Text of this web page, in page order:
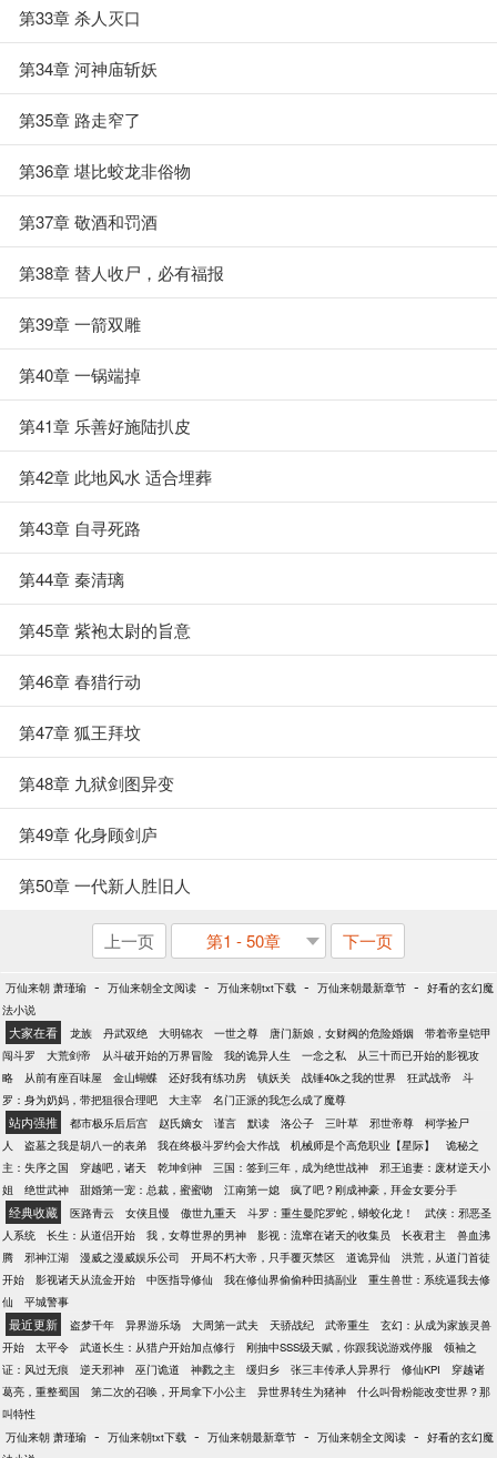
第33章 杀人灭口
第34章 河神庙斩妖
第35章 路走窄了
第36章 堪比蛟龙非俗物
第37章 敬酒和罚酒
第38章 替人收尸，必有福报
第39章 一箭双雕
第40章 一锅端掉
第41章 乐善好施陆扒皮
第42章 此地风水 适合埋葬
第43章 自寻死路
第44章 秦清璃
第45章 紫袍太尉的旨意
第46章 春猎行动
第47章 狐王拜坟
第48章 九狱剑图异变
第49章 化身顾剑庐
第50章 一代新人胜旧人
上一页 第1 - 50章 下一页
万仙来朝 萧瑾瑜 - 万仙来朝全文阅读 - 万仙来朝txt下载 - 万仙来朝最新章节 - 好看的玄幻魔
法小说
大家在看 龙族 丹武双绝 大明锦衣 一世之尊 唐门新娘，女财阀的危险婚姻
带着帝皇铠甲
闯斗罗
大荒剑帝 从斗破开始的万界冒险 我的诡异人生 一念之私
从三十而已开始的影视攻
略
从前有座百味屋 金山蝴蝶 还好我有练功房 镇妖关 战锤40k之我的世界 狂武战帝
斗
罗：身为奶妈，带把狙很合理吧
大主宰 名门正派的我怎么成了魔尊
站内强推 都市极乐后后宫 赵氏嫡女 谨言 默读 洛公子 三叶草 邪世帝尊
柯学捡尸
人
盗墓之我是胡八一的表弟 我在终极斗罗约会大作战 机械师是个高危职业【星际】
诡秘之
主：失序之国
穿越吧，诸天 乾坤剑神 三国：签到三年，成为绝世战神
邪王追妻：废材逆天小
姐
绝世武神 甜婚第一宠：总裁，蜜蜜吻 江南第一媳 疯了吧？刚成神豪，拜金女要分手
经典收藏 医路青云 女侠且慢 傲世九重天 斗罗：重生曼陀罗蛇，蟒蛟化龙！
武侠：邪恶圣
人系统
长生：从道侣开始 我，女尊世界的男神 影视：流窜在诸天的收集员 长夜君主
兽血沸
腾
邪神江湖 漫威之漫威娱乐公司 开局不朽大帝，只手覆灭禁区 道诡异仙
洪荒，从道门首徒
开始
影视诸天从流金开始 中医指导修仙 我在修仙界偷偷种田搞副业
重生兽世：系统逼我去修
仙
平城警事
最近更新 盗梦千年 异界游乐场 大周第一武夫 天骄战纪 武帝重生
玄幻：从成为家族灵兽
开始
太平令 武道长生：从猎户开始加点修行 刚抽中SSS级天赋，你跟我说游戏停服
领袖之
证：风过无痕
逆天邪神 巫门诡道 神戮之主 缓归乡 张三丰传承人异界行 修仙KPI
穿越诸
葛亮，重整蜀国
第二次的召唤，开局拿下小公主 异世界转生为猪神
什么叫骨粉能改变世界？那
叫特性
万仙来朝 萧瑾瑜 - 万仙来朝txt下载 - 万仙来朝最新章节 - 万仙来朝全文阅读 - 好看的玄幻魔